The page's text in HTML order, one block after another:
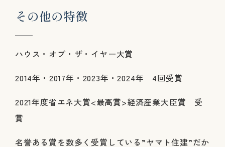
その他の特徴
ハウス・オブ・ザ・イヤー大賞
2014年・2017年・2023年・2024年 4回受賞
2021年度省エネ大賞<最高賞>経済産業大臣賞 受
賞
名誉ある賞を数多く受賞している”ヤマト住建”だか